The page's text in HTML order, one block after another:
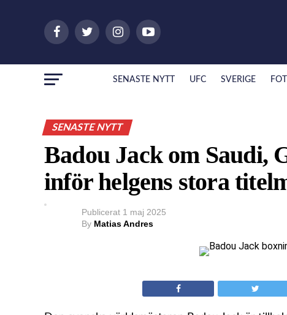
SENASTE NYTT UFC SVERIGE
SENASTE NYTT
Badou Jack om Saudi,
inför helgens stora
Publicerat 1 maj 2025
By Matias Andres